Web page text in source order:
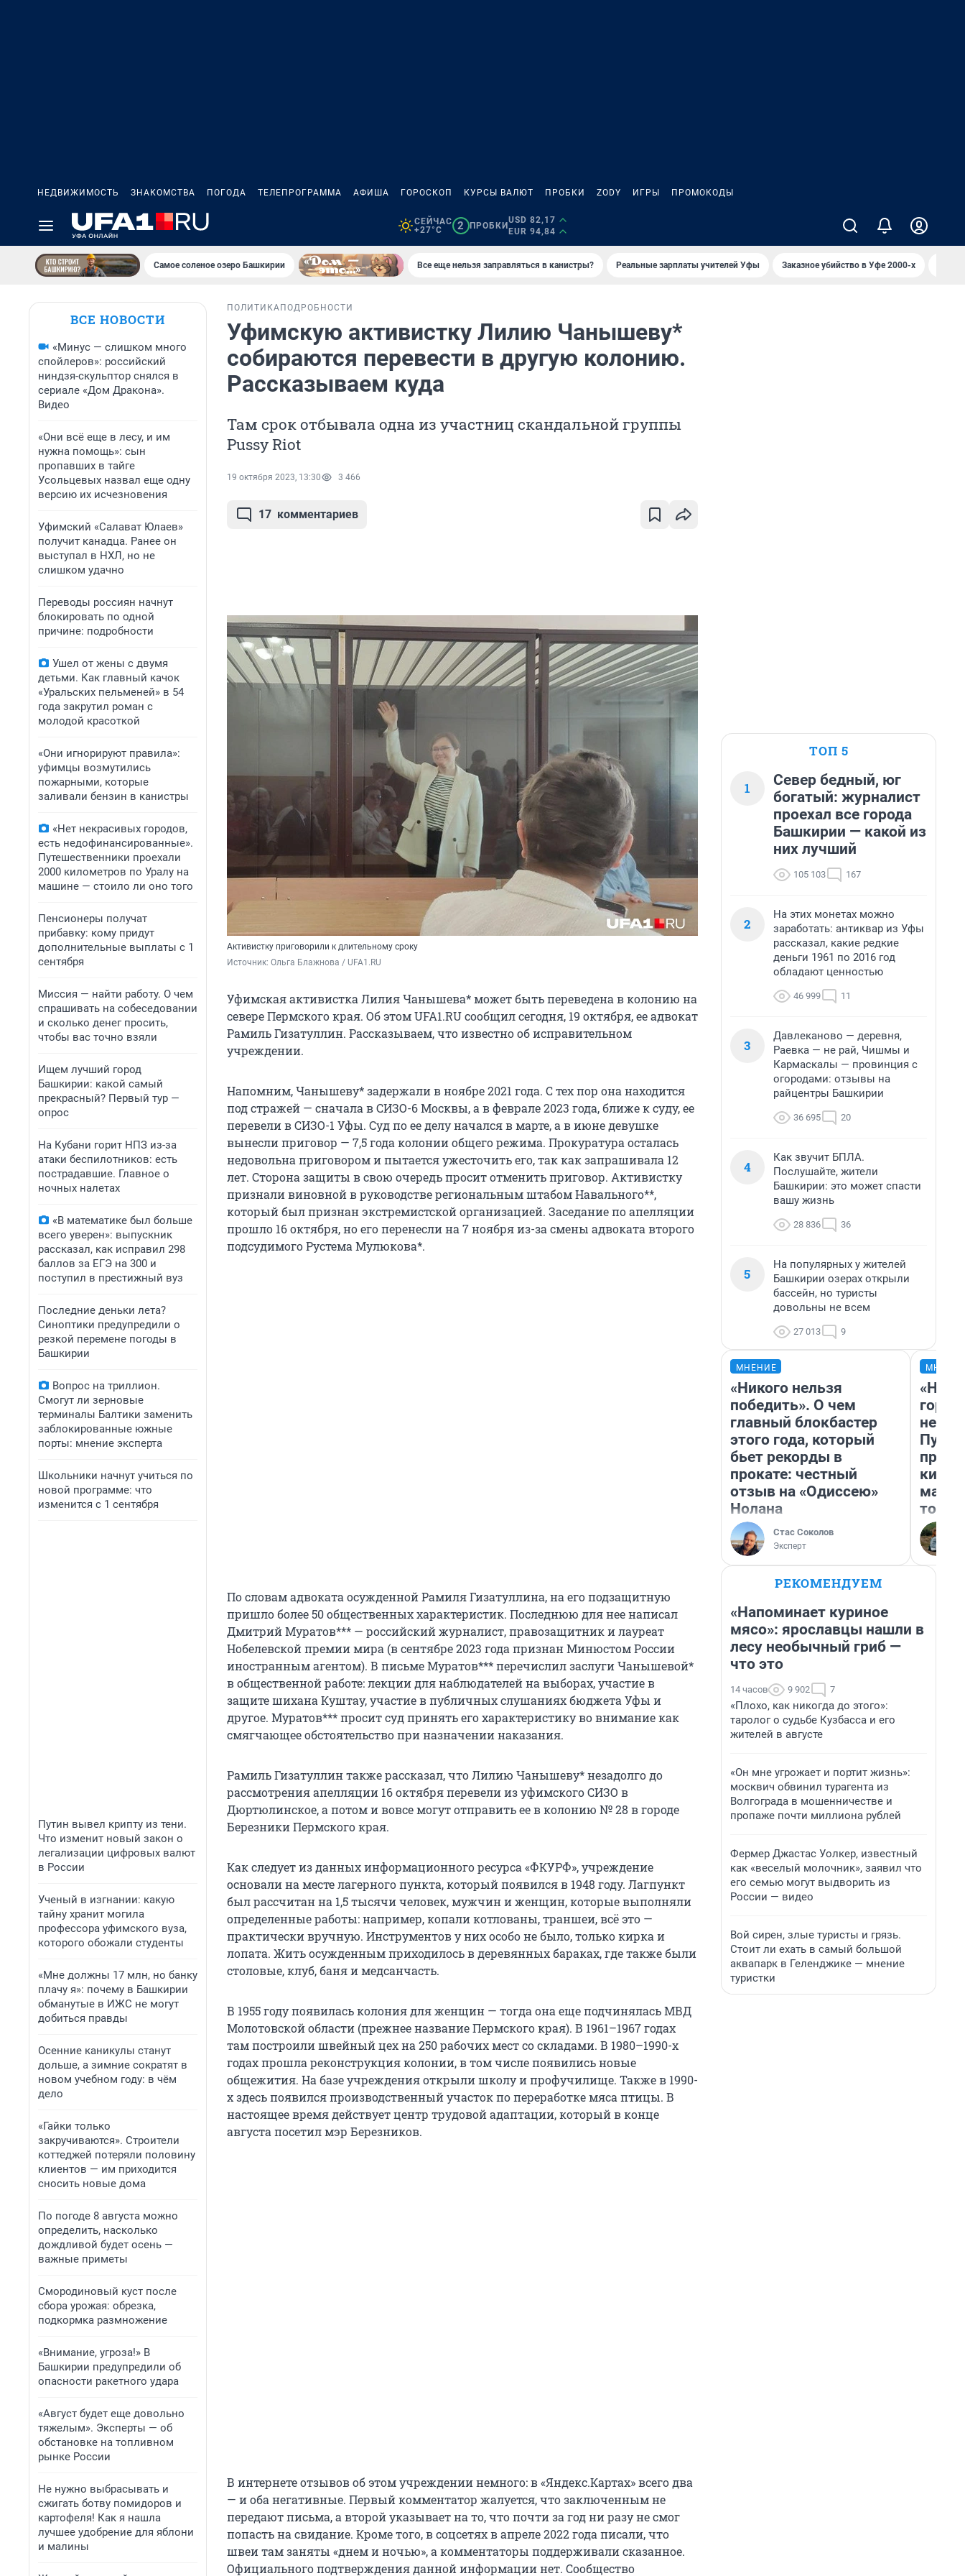
НЕДВИЖИМОСТЬ ЗНАКОМСТВА ПОГОДА ТЕЛЕПРОГРАММА АФИША ГОРОСКОП КУРСЫ ВАЛЮТ ПРОБКИ ZODY ИГРЫ ПРОМОКОДЫ
СЕЙЧАС
+27°C
2 ПРОБКИ
USD 82,17
EUR 94,84
Самое соленое озеро Башкирии Все еще нельзя заправляться в канистры? Реальные зарплаты учителей Уфы Заказное убийство в Уфе 2000-х
ВСЕ НОВОСТИ
«Минус — слишком много
спойлеров»: российский
ниндзя-скульптор снялся в
сериале «Дом Дракона».
Видео
«Они всё еще в лесу, и им
нужна помощь»: сын
пропавших в тайге
Усольцевых назвал еще одну
версию их исчезновения
Уфимский «Салават Юлаев»
получит канадца. Ранее он
выступал в НХЛ, но не
слишком удачно
Переводы россиян начнут
блокировать по одной
причине: подробности
Ушел от жены с двумя
детьми. Как главный качок
«Уральских пельменей» в 54
года закрутил роман с
молодой красоткой
«Они игнорируют правила»:
уфимцы возмутились
пожарными, которые
заливали бензин в канистры
«Нет некрасивых городов,
есть недофинансированные».
Путешественники проехали
2000 километров по Уралу на
машине — стоило ли оно того
Пенсионеры получат
прибавку: кому придут
дополнительные выплаты с 1
сентября
Миссия — найти работу. О чем
спрашивать на собеседовании
и сколько денег просить,
чтобы вас точно взяли
Ищем лучший город
Башкирии: какой самый
прекрасный? Первый тур —
опрос
На Кубани горит НПЗ из-за
атаки беспилотников: есть
пострадавшие. Главное о
ночных налетах
«В математике был больше
всего уверен»: выпускник
рассказал, как исправил 298
баллов за ЕГЭ на 300 и
поступил в престижный вуз
Последние деньки лета?
Синоптики предупредили о
резкой перемене погоды в
Башкирии
Вопрос на триллион.
Смогут ли зерновые
терминалы Балтики заменить
заблокированные южные
порты: мнение эксперта
Школьники начнут учиться по
новой программе: что
изменится с 1 сентября
Путин вывел крипту из тени.
Что изменит новый закон о
легализации цифровых валют
в России
Ученый в изгнании: какую
тайну хранит могила
профессора уфимского вуза,
которого обожали студенты
«Мне должны 17 млн, но банку
плачу я»: почему в Башкирии
обманутые в ИЖС не могут
добиться правды
Осенние каникулы станут
дольше, а зимние сократят в
новом учебном году: в чём
дело
«Гайки только
закручиваются». Строители
коттеджей потеряли половину
клиентов — им приходится
сносить новые дома
По погоде 8 августа можно
определить, насколько
дождливой будет осень —
важные приметы
Смородиновый куст после
сбора урожая: обрезка,
подкормка размножение
«Внимание, угроза!» В
Башкирии предупредили об
опасности ракетного удара
«Август будет еще довольно
тяжелым». Эксперты — об
обстановке на топливном
рынке России
Не нужно выбрасывать и
сжигать ботву помидоров и
картофеля! Как я нашла
лучшее удобрение для яблони
и малины
ПОЛИТИКА ПОДРОБНОСТИ
Уфимскую активистку Лилию Чанышеву*
собираются перевести в другую колонию.
Рассказываем куда
Там срок отбывала одна из участниц скандальной группы
Pussy Riot
19 октября 2023, 13:30 3 466
17 комментариев
Активистку приговорили к длительному сроку
Источник: Ольга Блажнова / UFA1.RU
Уфимская активистка Лилия Чанышева* может быть переведена в колонию на
севере Пермского края. Об этом UFA1.RU сообщил сегодня, 19 октября, ее адвокат
Рамиль Гизатуллин. Рассказываем, что известно об исправительном
учреждении.
Напомним, Чанышеву* задержали в ноябре 2021 года. С тех пор она находится
под стражей — сначала в СИЗО-6 Москвы, а в феврале 2023 года, ближе к суду, ее
перевели в СИЗО-1 Уфы. Суд по ее делу начался в марте, а в июне девушке
вынесли приговор — 7,5 года колонии общего режима. Прокуратура осталась
недовольна приговором и пытается ужесточить его, так как запрашивала 12
лет. Сторона защиты в свою очередь просит отменить приговор. Активистку
признали виновной в руководстве региональным штабом Навального**,
который был признан экстремистской организацией. Заседание по апелляции
прошло 16 октября, но его перенесли на 7 ноября из-за смены адвоката второго
подсудимого Рустема Мулюкова*.
По словам адвоката осужденной Рамиля Гизатуллина, на его подзащитную
пришло более 50 общественных характеристик. Последнюю для нее написал
Дмитрий Муратов*** — российский журналист, правозащитник и лауреат
Нобелевской премии мира (в сентябре 2023 года признан Минюстом России
иностранным агентом). В письме Муратов*** перечислил заслуги Чанышевой*
в общественной работе: лекции для наблюдателей на выборах, участие в
защите шихана Куштау, участие в публичных слушаниях бюджета Уфы и
другое. Муратов*** просит суд принять его характеристику во внимание как
смягчающее обстоятельство при назначении наказания.
Рамиль Гизатуллин также рассказал, что Лилию Чанышеву* незадолго до
рассмотрения апелляции 16 октября перевели из уфимского СИЗО в
Дюртюлинское, а потом и вовсе могут отправить ее в колонию № 28 в городе
Березники Пермского края.
Как следует из данных информационного ресурса «ФКУРФ», учреждение
основали на месте лагерного пункта, который появился в 1948 году. Лагпункт
был рассчитан на 1,5 тысячи человек, мужчин и женщин, которые выполняли
определенные работы: например, копали котлованы, траншеи, всё это —
практически вручную. Инструментов у них особо не было, только кирка и
лопата. Жить осужденным приходилось в деревянных бараках, где также были
столовые, клуб, баня и медсанчасть.
В 1955 году появилась колония для женщин — тогда она еще подчинялась МВД
Молотовской области (прежнее название Пермского края). В 1961–1967 годах
там построили швейный цех на 250 рабочих мест со складами. В 1980–1990-х
годах прошла реконструкция колонии, в том числе появились новые
общежития. На базе учреждения открыли школу и профучилище. Также в 1990-
х здесь появился производственный участок по переработке мяса птицы. В
настоящее время действует центр трудовой адаптации, который в конце
августа посетил мэр Березников.
В интернете отзывов об этом учреждении немного: в «Яндекс.Картах» всего два
— и оба негативные. Первый комментатор жалуется, что заключенным не
передают письма, а второй указывает на то, что почти за год ни разу не смог
попасть на свидание. Кроме того, в соцсетях в апреле 2022 года писали, что
швеи там заняты «днем и ночью», а комментаторы поддерживали сказанное.
Официального подтверждения данной информации нет. Сообщество
ТОП 5
1
Север бедный, юг
богатый: журналист
проехал все города
Башкирии — какой из
них лучший
105 103 167
2
На этих монетах можно
заработать: антиквар из Уфы
рассказал, какие редкие
деньги 1961 по 2016 год
обладают ценностью
46 999 11
3
Давлеканово — деревня,
Раевка — не рай, Чишмы и
Кармаскалы — провинция с
огородами: отзывы на
райцентры Башкирии
36 695 20
4
Как звучит БПЛА.
Послушайте, жители
Башкирии: это может спасти
вашу жизнь
28 836 36
5
На популярных у жителей
Башкирии озерах открыли
бассейн, но туристы
довольны не всем
27 013 9
МНЕНИЕ
«Никого нельзя
победить». О чем
главный блокбастер
этого года, который
бьет рекорды в
прокате: честный
отзыв на «Одиссею»
Нолана
Стас Соколов
Эксперт
«Нет
того
РЕКОМЕНДУЕМ
«Напоминает куриное
мясо»: ярославцы нашли в
лесу необычный гриб —
что это
14 часов 9 902 7
«Плохо, как никогда до этого»:
таролог о судьбе Кузбасса и его
жителей в августе
«Он мне угрожает и портит жизнь»:
москвич обвинил турагента из
Волгограда в мошенничестве и
пропаже почти миллиона рублей
Фермер Джастас Уолкер, известный
как «веселый молочник», заявил что
его семью могут выдворить из
России — видео
Вой сирен, злые туристы и грязь.
Стоит ли ехать в самый большой
аквапарк в Геленджике — мнение
туристки